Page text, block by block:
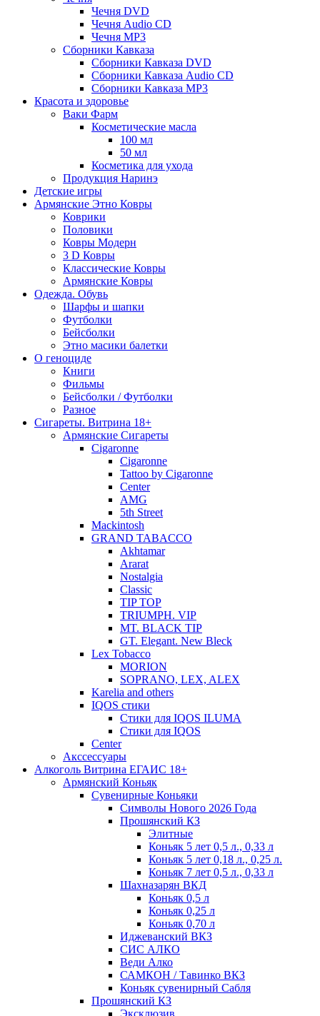
Чечня DVD
Чечня Audio CD
Чечня MP3
Сборники Кавказа
Сборники Кавказа DVD
Сборники Кавказа Audio CD
Сборники Кавказа MP3
Красота и здоровье
Ваки Фарм
Косметические масла
100 мл
50 мл
Косметика для ухода
Продукция Наринэ
Детские игры
Армянские Этно Ковры
Коврики
Половики
Ковры Модерн
3 D Ковры
Классические Ковры
Армянские Ковры
Одежда. Обувь
Шарфы и шапки
Футболки
Бейсболки
Этно масики балетки
О геноциде
Книги
Фильмы
Бейсболки / Футболки
Разное
Сигареты. Витрина 18+
Армянские Сигареты
Cigaronne
Cigaronne
Tattoo by Cigaronne
Center
AMG
5th Street
Mackintosh
GRAND TABACCO
Akhtamar
Ararat
Nostalgia
Classic
TIP TOP
TRIUMPH. VIP
MT. BLACK TIP
GT. Elegant. New Bleck
Lex Tobacco
MORION
SOPRANO, LEX, ALEX
Karelia and others
IQOS стики
Стики для IQOS ILUMA
Стики для IQOS
Сenter
Акссессуары
Алкоголь Витрина ЕГАИС 18+
Армянский Коньяк
Сувенирные Коньяки
Символы Нового 2026 Года
Прошянский КЗ
Элитные
Коньяк 5 лет 0,5 л., 0,33 л
Коньяк 5 лет 0,18 л., 0,25 л.
Коньяк 7 лет 0,5 л., 0,33 л
Шахназарян ВКД
Коньяк 0,5 л
Коньяк 0,25 л
Коньяк 0,70 л
Иджеванский ВКЗ
СИС АЛКО
Веди Алко
САМКОН / Тавинко ВКЗ
Коньяк сувенирный Сабля
Прошянский КЗ
Эксклюзив